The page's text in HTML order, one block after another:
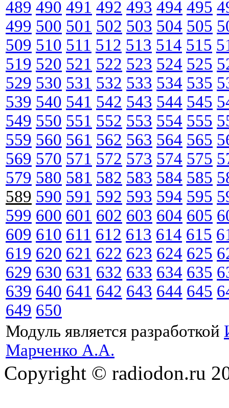
489 490 491 492 493 494 495
499 500 501 502 503 504 505
509 510 511 512 513 514 515
519 520 521 522 523 524 525
529 530 531 532 533 534 535
539 540 541 542 543 544 545
549 550 551 552 553 554 555
559 560 561 562 563 564 565
569 570 571 572 573 574 575
579 580 581 582 583 584 585
589 590 591 592 593 594 595
599 600 601 602 603 604 605
609 610 611 612 613 614 615
619 620 621 622 623 624 625
629 630 631 632 633 634 635
639 640 641 642 643 644 645
649 650
Модуль является разработкой
Марченко А.А.
Copyright © radiodon.ru